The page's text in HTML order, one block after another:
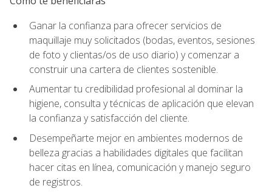
Ganar la confianza para ofrecer servicios de
maquillaje muy solicitados (bodas, eventos, sesiones
de foto y clientas/os de uso diario) y comenzar a
construir una cartera de clientes sostenible.
Aumentar tu credibilidad profesional al dominar la
higiene, consulta y técnicas de aplicación que elevan
la confianza y satisfacción del cliente.
Desempeñarte mejor en ambientes modernos de
belleza gracias a habilidades digitales que facilitan
hacer citas en línea, comunicación y manejo seguro
de registros.